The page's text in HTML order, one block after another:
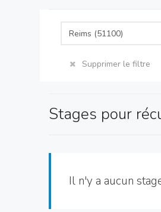
Supprimer le filtre
Stages pour
Il n'y a aucun